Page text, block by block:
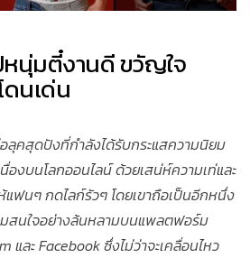
หนุ่มตี๋งานดี ขวัญใจ
นเด่น
ลุคสุดปังที่กำลังได้รับกระแสความนิยม
งบนโลกออนไลน์ ด้วยเสน่ห์ความเท่และ
แฟนๆ กดไลก์รัวๆ โดยเขาถือเป็นอีกหนึ่ง
สนใจอย่างล้นหลามบนแพลตฟอร์ม
และ Facebook ซึ่งไม่ว่าจะเคลื่อนไหว